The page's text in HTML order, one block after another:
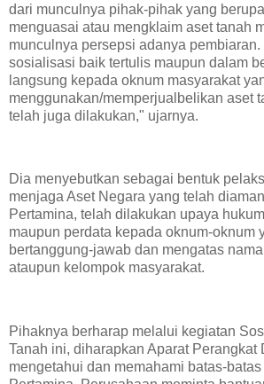
dari munculnya pihak-pihak yang
menguasai atau mengklaim aset tanah
munculnya persepsi adanya
sosialisasi baik tertulis maupun dalam
langsung kepada oknum masyarakat
menggunakan/memperjualbelikan aset
telah juga dilakukan," ujarnya.
Dia menyebutkan sebagai bentuk
menjaga Aset Negara yang telah
Pertamina, telah dilakukan upaya
maupun perdata kepada oknum-oknum
bertanggung-jawab dan mengatas
ataupun kelompok masyarakat.
Pihaknya berharap melalui kegiatan
Tanah ini, diharapkan Aparat Perangkat
mengetahui dan memahami batas-